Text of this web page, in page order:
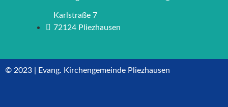
Karlstraße 7
72124 Pliezhausen
© 2023 | Evang. Kirchengemeinde Pliezhausen